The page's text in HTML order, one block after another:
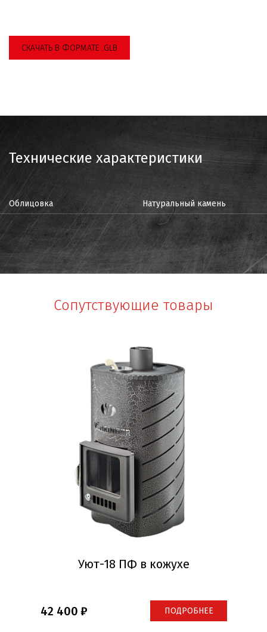
СКАЧАТЬ В ФОРМАТЕ .GLB
Технические характеристики
Облицовка Натуральный камень
Сопутствующие товары
Уют-18 ПФ в кожухе
42 400 ПОДРОБНЕЕ